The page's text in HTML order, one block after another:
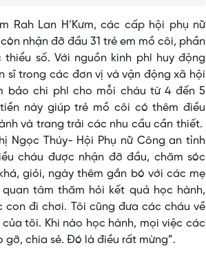
Rah Lan H’Kưm, các cấp hội phụ nữ
nhận đỡ đầu 31 trẻ em mồ côi, phần
số. Với nguồn kinh phí huy động
sĩ trong các đơn vị và vận động xã hội
bảo chi phí cho mỗi cháu từ 4 đến 5
này giúp trẻ mồ côi có thêm điều
và trang trải các nhu cầu cần thiết.
Ngọc Thúy- Hội Phụ nữ Công an tỉnh
cháu được nhận đỡ đầu, chăm sóc
giỏi, ngày thêm gắn bó với các mẹ
tâm thăm hỏi kết quả học hành,
đi chơi. Tôi cũng đưa các cháu về
tôi. Khi nào học hành, mọi việc các
chia sẻ. Đó là điều rất mừng”.